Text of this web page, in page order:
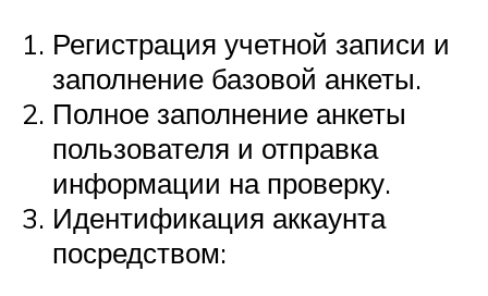
Регистрация учетной записи и
заполнение базовой анкеты.
Полное заполнение анкеты
пользователя и отправка
информации на проверку.
Идентификация аккаунта
посредством: